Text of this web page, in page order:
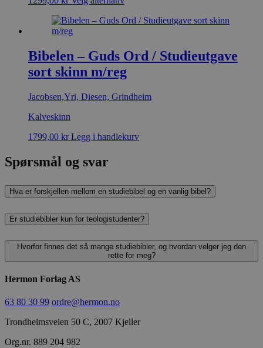
Bibelen – Guds Ord / Studieutgave
sort skinn m/reg
Jacobsen,Yri, Diesen, Grindheim
Kalveskinn
1799,00 kr Legg i handlekurv
Spørsmål og svar
Hva er forskjellen mellom en studiebibel og en vanlig bibel?
Er studiebibler kun for teologistudenter?
Hvorfor finnes det så mange studiebibler, og hvordan velger jeg den
rette for meg?
Hermon Forlag AS
63 80 30 99 ordre@hermon.no
Trondheimsveien 50 C, 2007 Kjeller
Org.nr. 889 204 982